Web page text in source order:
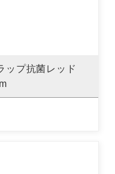
ップ抗菌レッド